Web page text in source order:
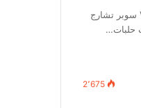
كمارو zl1 مع محرك V-8 سوبر تشارج
2٬675